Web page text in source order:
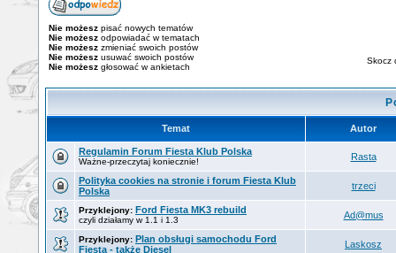
Nie możesz pisać nowych tematów
Nie możesz odpowiadać w tematach
Nie możesz zmieniać swoich postów
Nie możesz usuwać swoich postów
Nie możesz głosować w ankietach
Skocz
Temat Autor
Regulamin Forum Fiesta Klub Polska
Ważne-przeczytaj koniecznie! Rasta
Polityka cookies na stronie i forum Fiesta Klub
Polska
trzeci
Przyklejony: Ford Fiesta MK3 rebuild
czyli działamy w 1.1 i 1.3 Ad@mus
Przyklejony: Plan obsługi samochodu Ford
Fiesta - także Diesel
Laskosz